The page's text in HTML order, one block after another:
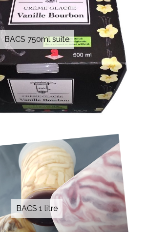
BACS 750ml suite
BACS 1 litre